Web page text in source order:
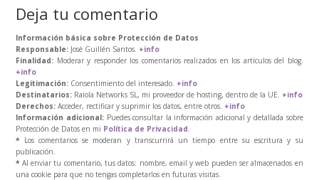
Deja tu comentario
Información básica sobre Protección de Datos
Responsable: José Guillén Santos. +info
Finalidad: Moderar y responder los comentarios realizados en los artículos del blog.
+info
Legitimación: Consentimiento del interesado. +info
Destinatarios: Raiola Networks SL, mi proveedor de hosting, dentro de la UE. +info
Derechos: Acceder, rectificar y suprimir los datos, entre otros. +info
Información adicional:Puedes consultar la información adicional y detallada sobre
Protección de Datos en mi Política de Privacidad.
* Los comentarios se moderan y transcurrirá un tiempo entre su escritura y su
publicación.
* Al enviar tu comentario, tus datos: nombre, email y web pueden ser almacenados en
una cookie para que no tengas completarlos en futuras visitas.